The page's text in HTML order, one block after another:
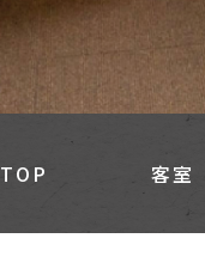
TOP 客室